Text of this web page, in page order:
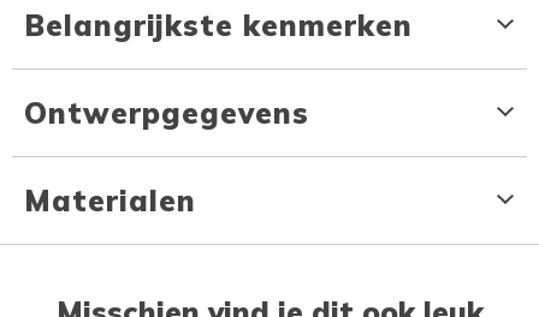
Belangrijkste kenmerken
Ontwerpgegevens
Materialen